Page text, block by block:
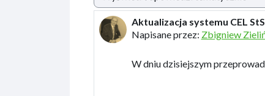
Sposób wyświetlania
Aktualizacja systemu CEL
Napisane przez: Zbigniew
Liczba odpowiedzi: 0
W dniu dzisiejszym